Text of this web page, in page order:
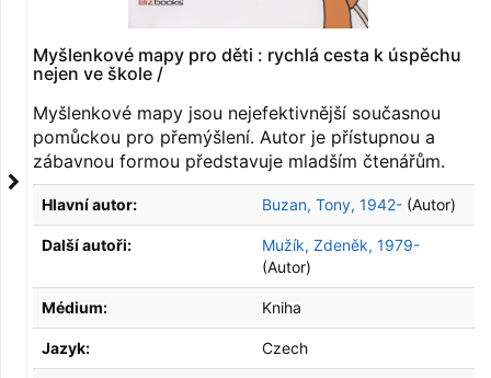
Myšlenkové mapy pro děti : rychlá cesta k úspěchu
nejen ve škole /
Myšlenkové mapy jsou nejefektivnější současnou
pomůckou pro přemýšlení. Autor je přístupnou a
zábavnou formou představuje mladším čtenářům.
Hlavní autor: Buzan, Tony, 1942- (Autor)
Další autoři:
Mužík, Zdeněk, 1979-
(Autor)
Médium: Kniha
Jazyk: Czech